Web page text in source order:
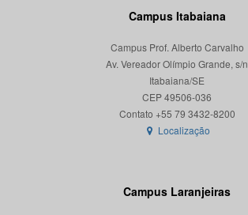
Campus Itabaiana
Campus Prof. Alberto Carvalho
Av. Vereador Olímpio Grande, s/n
Itabaiana/SE
CEP 49506-036
Localização
Campus Laranjeiras